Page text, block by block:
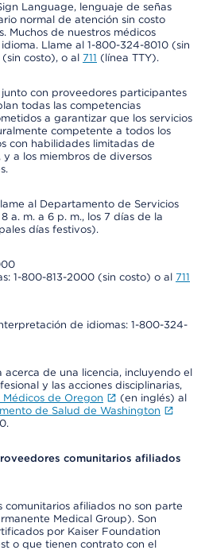
Language, lenguaje de señas
normal de atención sin costo
Muchos de nuestros médicos
Llame al 1-800-324-8010 (sin
costo), o al 711 (línea TTY).
con proveedores participantes
todas las competencias
a garantizar que los servicios
competente a todos los
con habilidades limitadas de
a los miembros de diversos
al Departamento de Servicios
a. m. a 6 p. m., los 7 días de la
días festivos).
1-800-813-2000 (sin costo) o al 711
de idiomas: 1-800-324-
acerca de una licencia, incluyendo el
y las acciones disciplinarias,
de Oregon
(en inglés) al
de Salud de Washington
comunitarios afiliados
comunitarios afiliados no son parte
Medical Group). Son
por Kaiser Foundation
o que tienen contrato con el